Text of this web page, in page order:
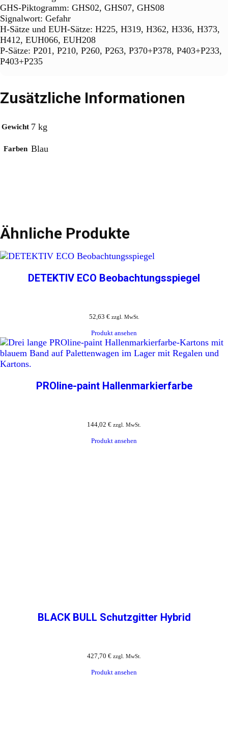
GHS-Piktogramm: GHS02, GHS07, GHS08
Signalwort: Gefahr
H-Sätze und EUH-Sätze: H225, H319, H362, H336, H373,
H412, EUH066, EUH208
P-Sätze: P201, P210, P260, P263, P370+P378, P403+P233,
P403+P235
Zusätzliche Informationen
Gewicht 7 kg
Farben Blau
Ähnliche Produkte
DETEKTIV ECO Beobachtungsspiegel
52,63 € zzgl. MwSt.
Produkt ansehen
PROline-paint Hallenmarkierfarbe
144,02 € zzgl. MwSt.
Produkt ansehen
BLACK BULL Schutzgitter Hybrid
427,70 € zzgl. MwSt.
Produkt ansehen